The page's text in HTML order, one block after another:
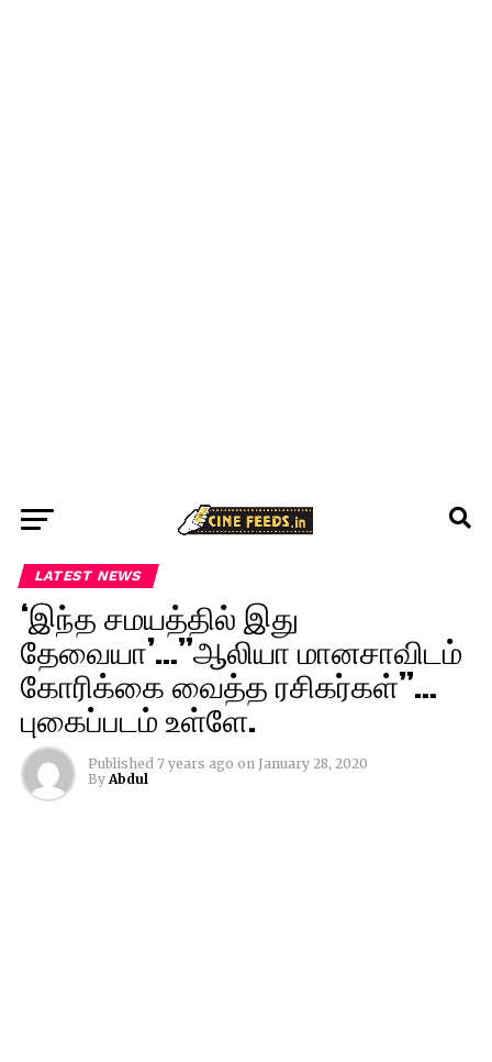
LATEST NEWS
‘இந்த சமயத்தில் இது
தேவையா’…”ஆலியா மானசாவிடம்
கோரிக்கை வைத்த ரசிகர்கள்”…
புகைப்படம் உள்ளே.
Published 7 years ago on January 28, 2020
By Abdul